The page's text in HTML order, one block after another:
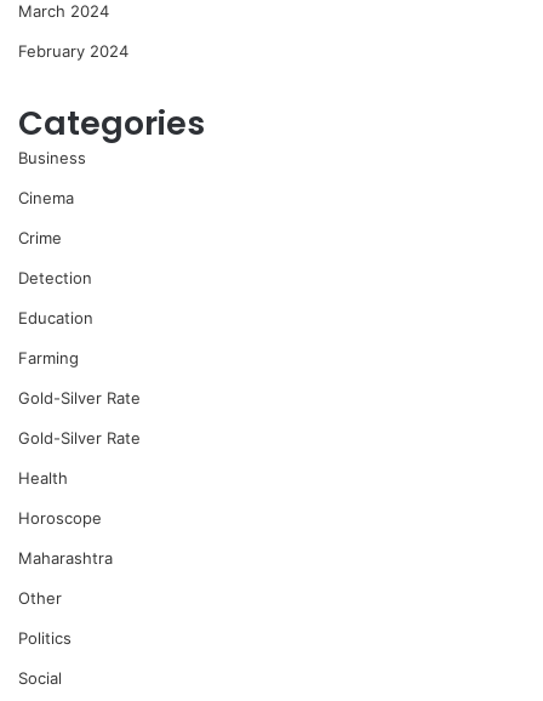
March 2024
February 2024
Categories
Business
Cinema
Crime
Detection
Education
Farming
Gold-Silver Rate
Gold-Silver Rate
Health
Horoscope
Maharashtra
Other
Politics
Social